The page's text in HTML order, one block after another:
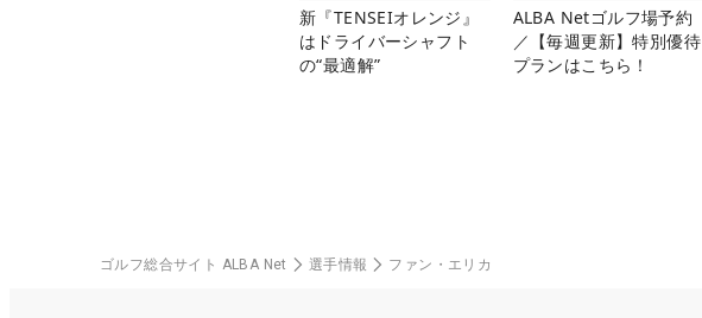
新『TENSEIオレンジ』
はドライバーシャフト
の“最適解”
ALBA Netゴルフ場予約
／【毎週更新】特別優待
プランはこちら！
ゴルフ総合サイト ALBA Net 選手情報 ファン・エリカ